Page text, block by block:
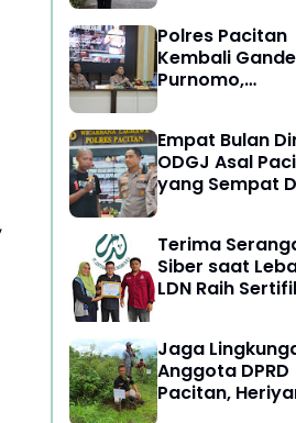
Dapur Tetap
Polres Pacitan
Kembali
Purnomo,
Rehabilitasi
Empat Bulan
ODGJ Asal
yang Sempat
Terima
Siber saat
LDN Raih
Karesidenan
Raya
Jaga
Anggota DPRD
Pacitan,